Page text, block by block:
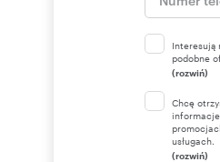
Interesują
podobne
(rozwiń)
Chcę
usługach.
(rozwiń)